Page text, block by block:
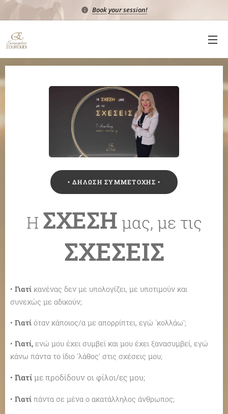
Book your session!
• ΔΗΛΩΣΗ ΣΥΜΜΕΤΟΧΗΣ •
Η ΣΧΕΣΗ μας, με τις
ΣΧΕΣΕΙΣ
• Γιατί κανένας δεν με υπολογίζει, με υποτιμούν και
συνεχώς με αδικούν;
• Γιατί όταν κάποιος/α με απορρίπτει, εγώ ΄κολλάω';
• Γιατί, ενώ μου έχει συμβεί και μου έχει ξανασυμβεί, εγώ
κάνω πάντα το ίδιο 'λάθος' στις σχέσεις μου;
• Γιατί με προδίδουν οι φίλοι/ες μου;
• Γιατί πάντα σε μένα ο ακατάλληλος άνθρωπος;